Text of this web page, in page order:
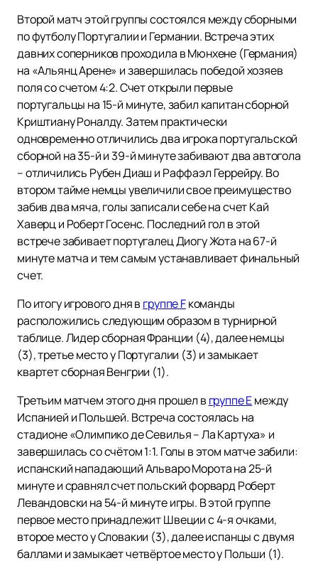
Второй матч этой группы состоялся между сборными
по футболу Португалии и Германии. Встреча этих
давних соперников проходила в Мюнхене (Германия)
на «Альянц Арене» и завершилась победой хозяев
поля со счетом 4:2. Счет открыли первые
португальцы на 15-й минуте, забил капитан сборной
Криштиану Роналду. Затем практически
одновременно отличились два игрока португальской
сборной на 35-й и 39-й минуте забивают два автогола
– отличились Рубен Диаш и Раффаэл Геррейру. Во
втором тайме немцы увеличили свое преимущество
забив два мяча, голы записали себе на счет Кай
Хаверц и Роберт Госенс. Последний гол в этой
встрече забивает португалец Диогу Жота на 67-й
минуте матча и тем самым устанавливает финальный
счет.
По итогу игрового дня в группе Fкоманды
расположились следующим образом в турнирной
таблице. Лидер сборная Франции (4), далее немцы
(3), третье место у Португалии (3) и замыкает
квартет сборная Венгрии (1).
Третьим матчем этого дня прошел в группе Eмежду
Испанией и Польшей. Встреча состоялась на
стадионе «Олимпико де Севилья – Ла Картуха» и
завершилась со счётом 1:1. Голы в этом матче забили:
испанский нападающий Альваро Морота на 25-й
минуте и сравнял счет польский форвард Роберт
Левандовски на 54-й минуте игры. В этой группе
первое место принадлежит Швеции с 4-я очками,
второе место у Словакии (3), далее испанцы с двумя
баллами и замыкает четвёртое место у Польши (1).